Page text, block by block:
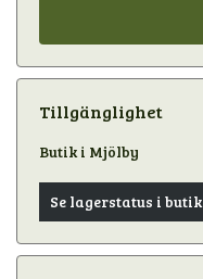
Tillgänglighet
Butik i Mjölby
Se lagerstatus i butik